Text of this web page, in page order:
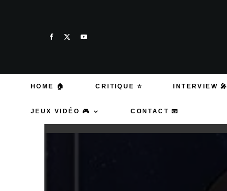
HOME 🏠 CRITIQUE ⭐ INTERVIEW 🎤
JEUX VIDÉO 🎮 CONTACT 📧